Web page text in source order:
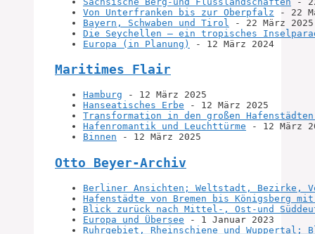
Von Unterfranken bis zur Oberpfalz - 22
Bayern, Schwaben und Tirol - 22 März 2025
Die Seychellen – ein tropisches
Europa (in Planung)
- 12 März 2024
Maritimes Flair
Hamburg - 12 März 2025
Hanseatisches Erbe - 12 März 2025
Transformation in den großen
Hafenromantik und Leuchttürme - 12 März
Binnen - 12 März 2025
Otto Beyer-Archiv
Berliner Ansichten; Weltstadt, Bezirke,
Hafenstädte von Bremen bis Königsberg
Blick zurück nach Mittel-, Ost-und
Europa und Übersee - 1 Januar 2023
Ruhrgebiet, Rheinschiene und